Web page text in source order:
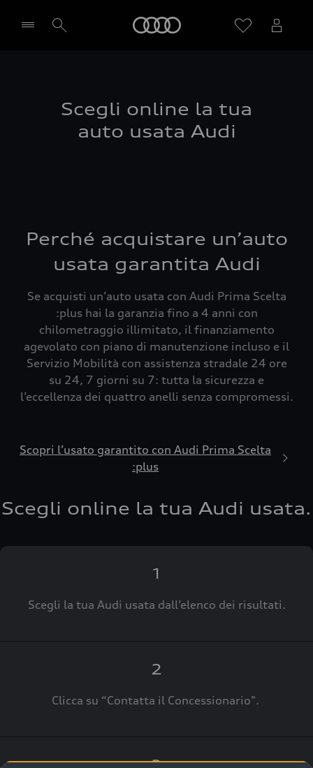
Scegli online la tua
auto usata Audi
Perché acquistare un’auto
usata garantita Audi
Se acquisti un’auto usata con Audi Prima Scelta
:plus hai la garanzia fino a 4 anni con
chilometraggio illimitato, il finanziamento
agevolato con piano di manutenzione incluso e il
Servizio Mobilità con assistenza stradale 24 ore
su 24, 7 giorni su 7: tutta la sicurezza e
l’eccellenza dei quattro anelli senza compromessi.
Scopri l’usato garantito con Audi Prima Scelta
:plus
Scegli online la tua Audi usata.
1
Scegli la tua Audi usata dall’elenco dei risultati.
2
Clicca su “Contatta il Concessionario".